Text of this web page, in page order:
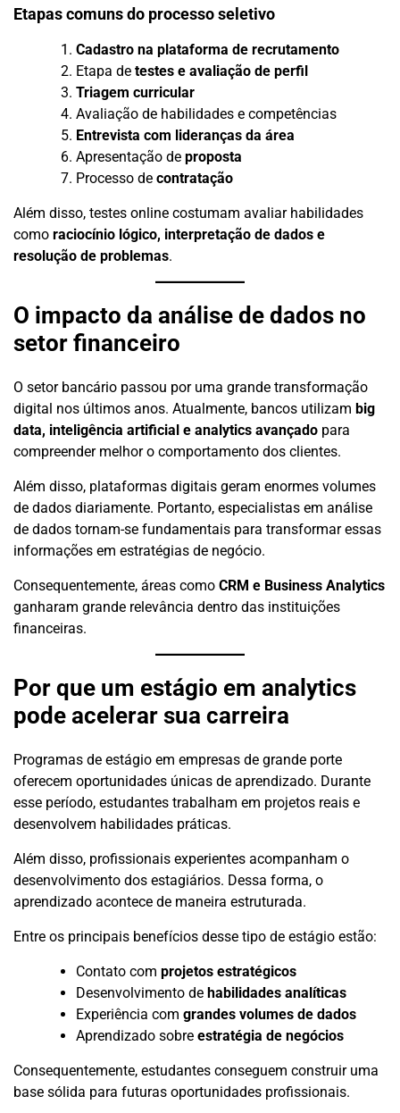
Etapas comuns do processo seletivo
Cadastro na plataforma de recrutamento
Etapa de testes e avaliação de perfil
Triagem curricular
Avaliação de habilidades e competências
Entrevista com lideranças da área
Apresentação de proposta
Processo de contratação
Além disso, testes online costumam avaliar habilidades
como raciocínio lógico, interpretação de dados e
resolução de problemas.
O impacto da análise de dados no
setor financeiro
O setor bancário passou por uma grande transformação
digital nos últimos anos. Atualmente, bancos utilizam big
data, inteligência artificial e analytics avançado para
compreender melhor o comportamento dos clientes.
Além disso, plataformas digitais geram enormes volumes
de dados diariamente. Portanto, especialistas em análise
de dados tornam-se fundamentais para transformar essas
informações em estratégias de negócio.
Consequentemente, áreas como CRM e Business Analytics
ganharam grande relevância dentro das instituições
financeiras.
Por que um estágio em analytics
pode acelerar sua carreira
Programas de estágio em empresas de grande porte
oferecem oportunidades únicas de aprendizado. Durante
esse período, estudantes trabalham em projetos reais e
desenvolvem habilidades práticas.
Além disso, profissionais experientes acompanham o
desenvolvimento dos estagiários. Dessa forma, o
aprendizado acontece de maneira estruturada.
Entre os principais benefícios desse tipo de estágio estão:
Contato com projetos estratégicos
Desenvolvimento de habilidades analíticas
Experiência com grandes volumes de dados
Aprendizado sobre estratégia de negócios
Consequentemente, estudantes conseguem construir uma
base sólida para futuras oportunidades profissionais.